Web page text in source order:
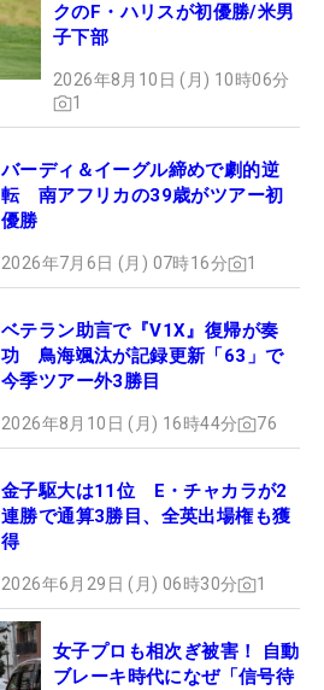
クのF・ハリスが初優勝/米男
子下部
2026年8月10日 (月) 10時06分
1
バーディ＆イーグル締めで劇的逆
転 南アフリカの39歳がツアー初
優勝
2026年7月6日 (月) 07時16分 1
ベテラン助言で『V1X』復帰が奏
功 鳥海颯汰が記録更新「63」で
今季ツアー外3勝目
2026年8月10日 (月) 16時44分 76
金子駆大は11位 E・チャカラが2
連勝で通算3勝目、全英出場権も獲
得
2026年6月29日 (月) 06時30分 1
女子プロも相次ぎ被害！ 自動
ブレーキ時代になぜ「信号待